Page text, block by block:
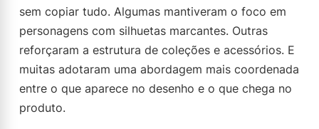
sem copiar tudo. Algumas mantiveram o foco em
personagens com silhuetas marcantes. Outras
reforçaram a estrutura de coleções e acessórios. E
muitas adotaram uma abordagem mais coordenada
entre o que aparece no desenho e o que chega no
produto.